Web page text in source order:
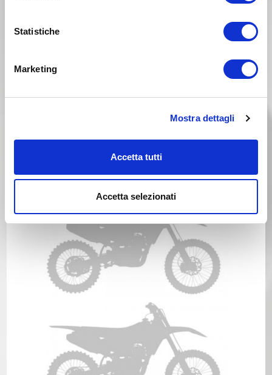
Statistiche
Marketing
Mostra dettagli
Accetta tutti
Accetta selezionati
HONDA CR 80 Anno 1991
Anno 1990